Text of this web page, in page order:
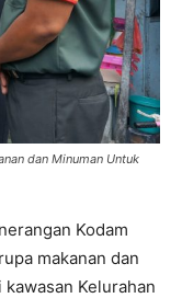
dan Minuman Untuk
Kodam
makanan dan
Kelurahan